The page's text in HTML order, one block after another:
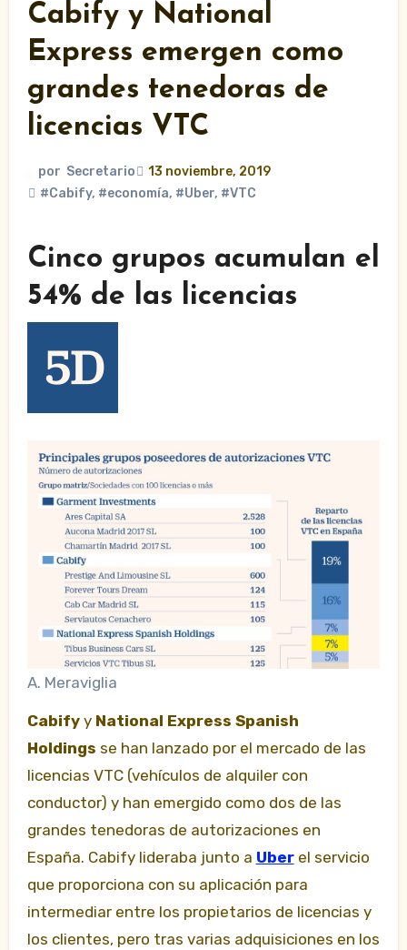
Cabify y National
Express emergen como
grandes tenedoras de
licencias VTC
por Secretario
13 noviembre, 2019
#Cabify, #economía, #Uber, #VTC
Cinco grupos acumulan el
54% de las licencias
A. Meraviglia
Cabifyy National Express Spanish
Holdings se han lanzado por el mercado de las
licencias VTC (vehículos de alquiler con
conductor) y han emergido como dos de las
grandes tenedoras de autorizaciones en
España. Cabify lideraba junto a Uberel servicio
que proporciona con su aplicación para
intermediar entre los propietarios de licencias y
los clientes, pero tras varias adquisiciones en los